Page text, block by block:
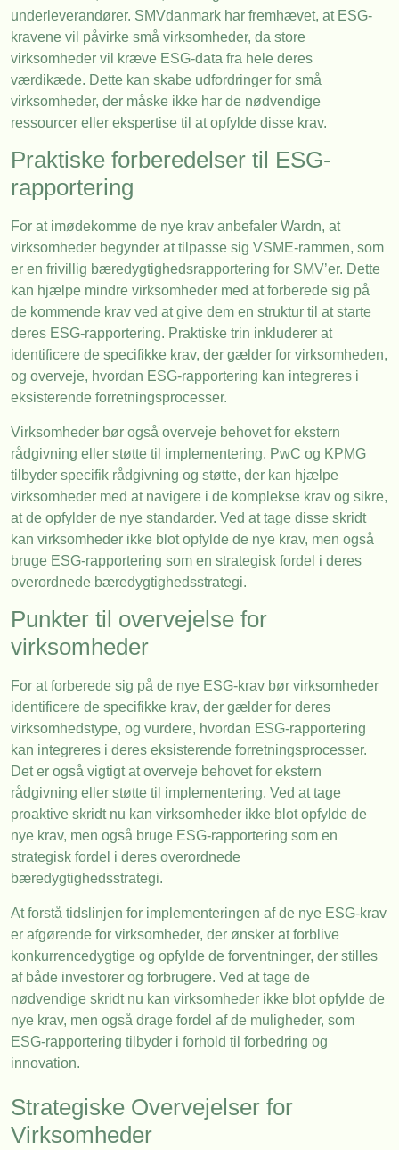
underleverandører. SMVdanmark har fremhævet, at ESG-
kravene vil påvirke små virksomheder, da store
virksomheder vil kræve ESG-data fra hele deres
værdikæde. Dette kan skabe udfordringer for små
virksomheder, der måske ikke har de nødvendige
ressourcer eller ekspertise til at opfylde disse krav.
Praktiske forberedelser til ESG-
rapportering
For at imødekomme de nye krav anbefaler Wardn, at
virksomheder begynder at tilpasse sig VSME-rammen, som
er en frivillig bæredygtighedsrapportering for SMV’er. Dette
kan hjælpe mindre virksomheder med at forberede sig på
de kommende krav ved at give dem en struktur til at starte
deres ESG-rapportering. Praktiske trin inkluderer at
identificere de specifikke krav, der gælder for virksomheden,
og overveje, hvordan ESG-rapportering kan integreres i
eksisterende forretningsprocesser.
Virksomheder bør også overveje behovet for ekstern
rådgivning eller støtte til implementering. PwC og KPMG
tilbyder specifik rådgivning og støtte, der kan hjælpe
virksomheder med at navigere i de komplekse krav og sikre,
at de opfylder de nye standarder. Ved at tage disse skridt
kan virksomheder ikke blot opfylde de nye krav, men også
bruge ESG-rapportering som en strategisk fordel i deres
overordnede bæredygtighedsstrategi.
Punkter til overvejelse for
virksomheder
For at forberede sig på de nye ESG-krav bør virksomheder
identificere de specifikke krav, der gælder for deres
virksomhedstype, og vurdere, hvordan ESG-rapportering
kan integreres i deres eksisterende forretningsprocesser.
Det er også vigtigt at overveje behovet for ekstern
rådgivning eller støtte til implementering. Ved at tage
proaktive skridt nu kan virksomheder ikke blot opfylde de
nye krav, men også bruge ESG-rapportering som en
strategisk fordel i deres overordnede
bæredygtighedsstrategi.
At forstå tidslinjen for implementeringen af de nye ESG-krav
er afgørende for virksomheder, der ønsker at forblive
konkurrencedygtige og opfylde de forventninger, der stilles
af både investorer og forbrugere. Ved at tage de
nødvendige skridt nu kan virksomheder ikke blot opfylde de
nye krav, men også drage fordel af de muligheder, som
ESG-rapportering tilbyder i forhold til forbedring og
innovation.
Strategiske Overvejelser for
Virksomheder